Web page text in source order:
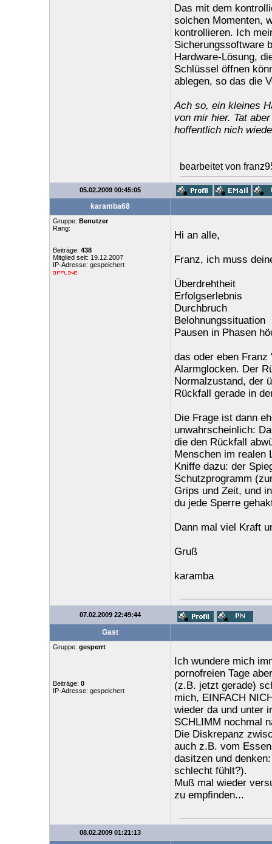
Das mit dem
solchen Momenten,
kontrollieren. Ich
Sicherungssoftware
Hardware-Lösung,
Schlüssel öffnen
ablegen, so das die
Ach so, ein kleines
von mir hier. Tat
hoffentlich nich
bearbeitet von
05.02.2009 00:45:05
karamba68
Gruppe: Benutzer
Rang:
Beiträge: 438
Mitglied seit: 19.12.2007
IP-Adresse: gespeichert
Hi an alle,
Franz, ich muss
Überdrehtheit
Erfolgserlebnis
Durchbruch
Belohnungssituation
Pausen in Phasen
das oder eben Franz
Alarmglocken. Der
Normalzustand, der
Rückfall gerade in
Die Frage ist dann
unwahrscheinlich:
die den Rückfall
Menschen im realen
Kniffe dazu: der
Schutzprogramm
Grips und Zeit, und
du jede Sperre
Dann mal viel Kraft
Gruß
karamba
07.02.2009 22:49:44
Gast
Gruppe: gesperrt
Beiträge: 0
IP-Adresse: gespeichert
Ich wundere mich
pornofreien Tage
(z.B. jetzt gerade)
mich, EINFACH
wieder da und unter
SCHLIMM nochmal
Die Diskrepanz
auch z.B. vom
dasitzen und
schlecht fühlt?).
Muß mal wieder
zu empfinden...
08.02.2009 01:21:13